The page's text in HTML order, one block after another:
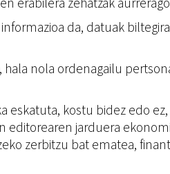
da, datuak
hala nola ordenagailu
eskatuta, kostu bidez edo
jarduera
zerbitzu bat ematea,